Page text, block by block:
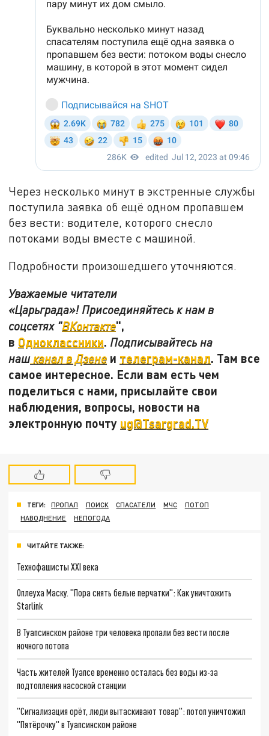
Через несколько минут в экстренные службы
поступила заявка об ещё одном пропавшем
без вести: водителе, которого снесло
потоками воды вместе с машиной.
Подробности произошедшего уточняются.
Уважаемые читатели
«Царьграда»! Присоединяйтесь к нам в
соцсетях "ВКонтакте",
в Одноклассники. Подписывайтесь на
наш канал в Дзене и телеграм-канал. Там все
самое интересное. Если вам есть чем
поделиться с нами, присылайте свои
наблюдения, вопросы, новости на
электронную почту ug@Tsargrad.TV
ТЕГИ: ПРОПАЛ ПОИСК СПАСАТЕЛИ МЧС
ПОТОП
НАВОДНЕНИЕ
НЕПОГОДА
ЧИТАЙТЕ ТАКЖЕ:
Технофашисты XXI века
Оплеуха Маску. "Пора снять белые перчатки": Как уничтожить
Starlink
В Туапсинском районе три человека пропали без вести после
ночного потопа
Часть жителей Туапсе временно осталась без воды из-за
подтопления насосной станции
"Сигнализация орёт, люди вытаскивают товар": потоп уничтожил
"Пятёрочку" в Туапсинском районе